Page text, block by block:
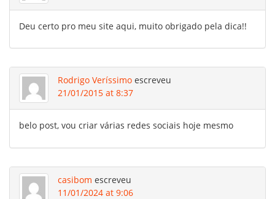
Deu certo pro meu site aqui, muito obrigado pela dica!!
Rodrigo Veríssimo escreveu
21/01/2015 at 8:37
belo post, vou criar várias redes sociais hoje mesmo
casibom escreveu
11/01/2024 at 9:06